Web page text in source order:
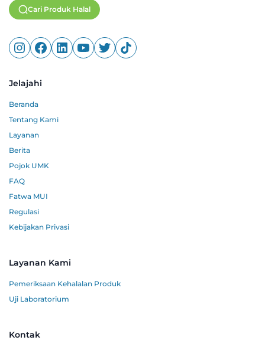
Cari Produk Halal
Jelajahi
Beranda
Tentang Kami
Layanan
Berita
Pojok UMK
FAQ
Fatwa MUI
Regulasi
Kebijakan Privasi
Layanan Kami
Pemeriksaan Kehalalan Produk
Uji Laboratorium
Kontak